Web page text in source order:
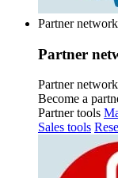
Partner network
Partner
Partner network
Become a
Partner tools
Sales tools